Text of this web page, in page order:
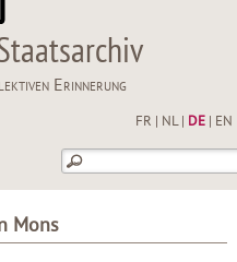
Erinnerung
FR NL| DE| EN
Mons